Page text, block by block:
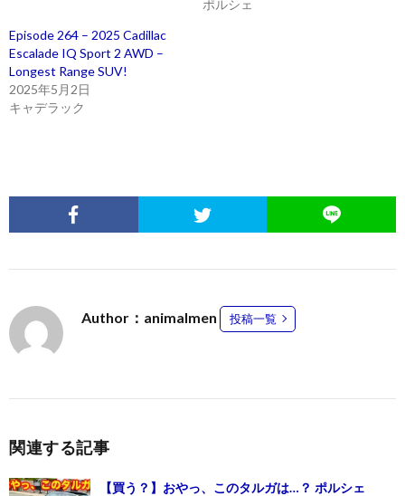
ポルシェ
Episode 264 – 2025 Cadillac
Escalade IQ Sport 2 AWD –
Longest Range SUV!
2025年5月2日
キャデラック
Author：animalmen 投稿一覧
関連する記事
【買う？】おやっ、このタルガは…？ ポルシェ